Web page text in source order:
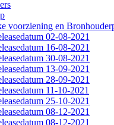
voorziening en
02-08-2021
16-08-2021
30-08-2021
13-09-2021
28-09-2021
11-10-2021
25-10-2021
08-12-2021
08-12-2021